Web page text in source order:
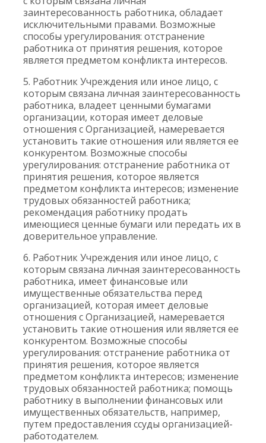
заинтересованность работника, обладает
исключительными правами. Возможные
способы урегулирования: отстранение
работника от принятия решения, которое
является предметом конфликта интересов.
5. Работник Учреждения или иное лицо, с
которым связана личная заинтересованность
работника, владеет ценными бумагами
организации, которая имеет деловые
отношения с Организацией, намеревается
установить такие отношения или является ее
конкурентом. Возможные способы
урегулирования: отстранение работника от
принятия решения, которое является
предметом конфликта интересов; изменение
трудовых обязанностей работника;
рекомендация работнику продать
имеющиеся ценные бумаги или передать их в
доверительное управление.
6. Работник Учреждения или иное лицо, с
которым связана личная заинтересованность
работника, имеет финансовые или
имущественные обязательства перед
организацией, которая имеет деловые
отношения с Организацией, намеревается
установить такие отношения или является ее
конкурентом. Возможные способы
урегулирования: отстранение работника от
принятия решения, которое является
предметом конфликта интересов; изменение
трудовых обязанностей работника; помощь
работнику в выполнении финансовых или
имущественных обязательств, например,
путем предоставления ссуды организацией-
работодателем.